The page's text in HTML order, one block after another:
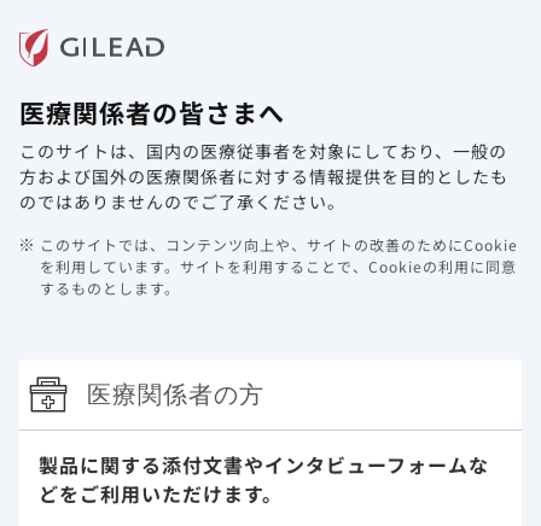
ホーム 製品情報
資材請求フォーム定期メンテナンスに
関するご案内
2025年3月3日 その他
平素は当サイトをご利用いただき、誠にありがとうございま
サーバーメンテナンスのため、下記日程にて資材請求フォー
ムのサービス停止を予定しております。
みなさまにはご不便おかけいたしますが、何卒ご理解いただ
きますようお願い申し上げます。
メンテナンス日時：
２０２５年 ３月 ９日（日）０時００分 ～ ７時００分
医療関係者の皆さまへ
このサイトは、国内の医療従事者を対象にしており、 一般の
方および国外の医療関係者に対する情報提供を目的としたも
のではありませんのでご了承ください。
このサイトでは、コンテンツ向上や、サイトの改善のためにCookie
を利用しています。 サイトを利用することで、Cookieの利用に同意
するものとします。
医療関係者の方
製品に関する添付文書やインタビューフォームな
どをご利用いただけます。